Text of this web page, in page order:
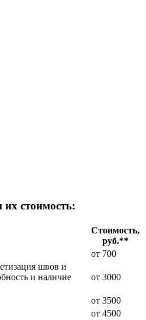
стоимость:
Стоимость,
руб.**
от 700
швов и
и наличие
от 3000
от 3500
от 4500